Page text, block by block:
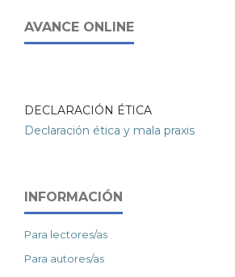
AVANCE ONLINE
DECLARACIÓN ÉTICA
Declaración ética y mala praxis
INFORMACIÓN
Para lectores/as
Para autores/as